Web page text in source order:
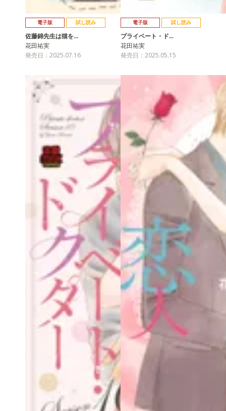
電子版 試し読み
佐藤錦先生は猫を…
花田祐実
発売日：2025.07.16
電子版 試し読み
プライベート・ド…
花田祐実
発売日：2025.05.15